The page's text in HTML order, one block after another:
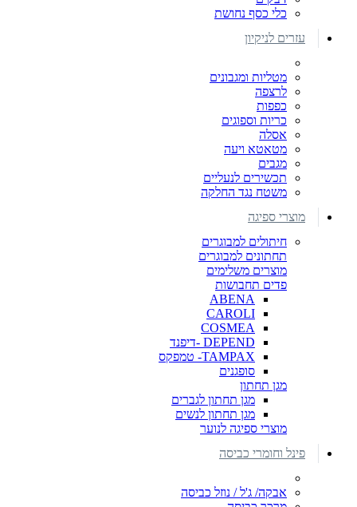
כלי כסף נחושת
עזרים לניקיון
מטליות ומגבונים
לרצפה
כפפות
כריות וספוגים
אסלה
מטאטא ויעה
מגבים
תכשירים לנעליים
משטח נגד החלקה
מוצרי ספיגה
חיתולים למבוגרים
תחתונים למבוגרים
מוצרים משלימים
פדים תחבושות
ABENA
CAROLI
COSMEA
DEPEND -דיפנד
TAMPAX- טמפקס
סופגנים
מגן תחתון
מגן תחתון לגברים
מגן תחתון לנשים
מוצרי ספיגה לנוער
פינל וחומרי כביסה
אבקה/ ג'ל / נוזל כביסה